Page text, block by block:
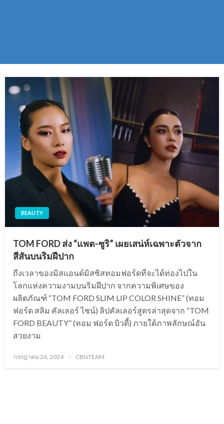
BEAUTY
TOM FORD ส่ง “แพต-ซูริ” เผยเสน่ห์เฉพาะตัวจาก
สีสันบนริมฝีปาก
ถึงเวลาของมิสแอนด์มิสซิสทอมฟอร์ดที่จะได้ท่องไปใน
โลกแห่งความงามบนริมฝีปาก จากความพิเศษของ
ผลิตภัณฑ์ “TOM FORD SLIM LIP COLOR SHINE” (ทอม
ฟอร์ด สลิม คัลเลอร์ ไชน์) ลิปคัลเลอร์สูตรล่าสุดจาก “TOM
FORD BEAUTY” (ทอม ฟอร์ด บิวตี้) ภายใต้ภาพลักษณ์อัน
สวยงาม
Posted
กรกฎาคม 26, 2024 CBNTEAM